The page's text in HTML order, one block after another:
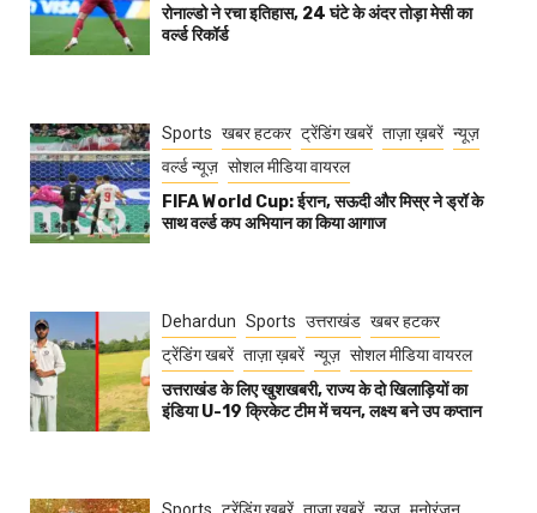
रोनाल्डो ने रचा इतिहास, 24 घंटे के अंदर तोड़ा मेसी का
वर्ल्ड रिकॉर्ड
Sports खबर हटकर ट्रेंडिंग खबरें ताज़ा ख़बरें न्यूज़
वर्ल्ड न्यूज़ सोशल मीडिया वायरल
FIFA World Cup: ईरान, सऊदी और मिस्र ने ड्रॉ के
साथ वर्ल्ड कप अभियान का किया आगाज
Dehardun Sports उत्तराखंड खबर हटकर
ट्रेंडिंग खबरें ताज़ा ख़बरें न्यूज़ सोशल मीडिया वायरल
उत्तराखंड के लिए खुशखबरी, राज्य के दो खिलाड़ियों का
इंडिया U-19 क्रिकेट टीम में चयन, लक्ष्य बने उप कप्तान